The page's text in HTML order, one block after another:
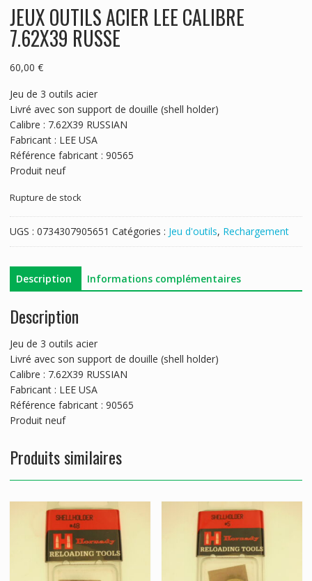
JEUX OUTILS ACIER LEE CALIBRE
7.62X39 RUSSE
60,00 €
Jeu de 3 outils acier
Livré avec son support de douille (shell holder)
Calibre : 7.62X39 RUSSIAN
Fabricant : LEE USA
Référence fabricant : 90565
Produit neuf
Rupture de stock
UGS : 0734307905651 Catégories : Jeu d'outils, Rechargement
Description Informations complémentaires
Description
Jeu de 3 outils acier
Livré avec son support de douille (shell holder)
Calibre : 7.62X39 RUSSIAN
Fabricant : LEE USA
Référence fabricant : 90565
Produit neuf
Produits similaires